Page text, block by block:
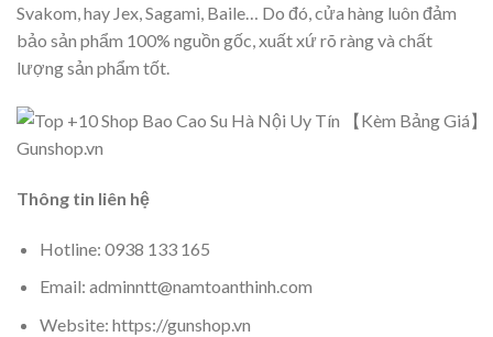
Svakom, hay Jex, Sagami, Baile… Do đó, cửa hàng luôn đảm
bảo sản phẩm 100% nguồn gốc, xuất xứ rõ ràng và chất
lượng sản phẩm tốt.
Gunshop.vn
Thông tin liên hệ
Hotline: 0938 133 165
Email: adminntt@namtoanthinh.com
Website: https://gunshop.vn